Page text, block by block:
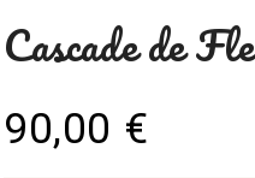
Cascade de
90,00 €